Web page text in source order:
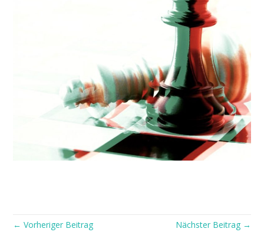
← Vorheriger Beitrag Nächster Beitrag →